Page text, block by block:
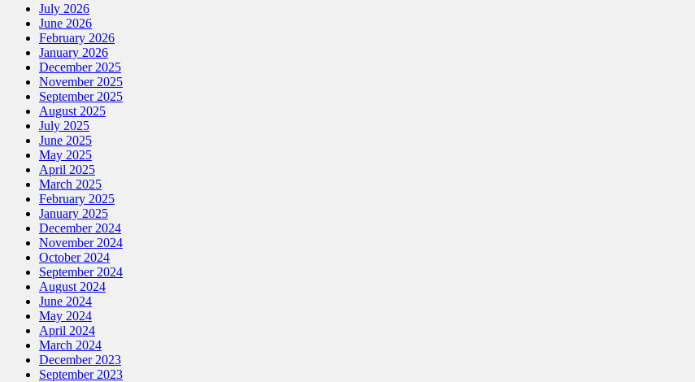
July 2026
June 2026
February 2026
January 2026
December 2025
November 2025
September 2025
August 2025
July 2025
June 2025
May 2025
April 2025
March 2025
February 2025
January 2025
December 2024
November 2024
October 2024
September 2024
August 2024
June 2024
May 2024
April 2024
March 2024
December 2023
September 2023